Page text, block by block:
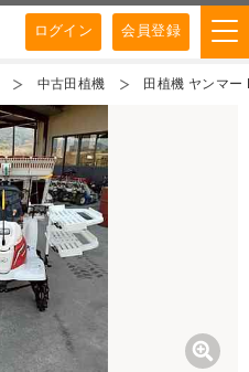
ログイン 会員登録
中古田植機 田植機 ヤンマ